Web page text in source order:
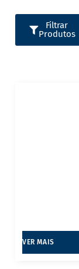
Filtrar
Produtos
VER MAIS